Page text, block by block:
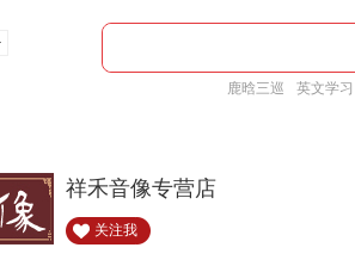
鹿晗三巡 英文学习
祥禾音像专营店
关注我